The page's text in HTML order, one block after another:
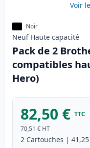
Voir
Noir
Neuf Haute capacité
Pack de 2
compatibles
Hero)
82,50 € TTC
70,51 € HT
2 Cartouches |